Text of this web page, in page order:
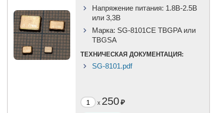
Напряжение питания: 1.8В-2.5B
или 3,3B
Марка: SG-8101CE TBGPA или
TBGSA
ТЕХНИЧЕСКАЯ ДОКУМЕНТАЦИЯ:
SG-8101.pdf
x 250₽